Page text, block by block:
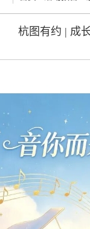
杭图有约 | 成